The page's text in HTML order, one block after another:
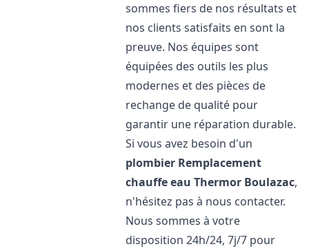
sommes fiers de nos résultats et
nos clients satisfaits en sont la
preuve. Nos équipes sont
équipées des outils les plus
modernes et des pièces de
rechange de qualité pour
garantir une réparation durable.
Si vous avez besoin d'un
plombier Remplacement
chauffe eau Thermor Boulazac,
n'hésitez pas à nous contacter.
Nous sommes à votre
disposition 24h/24, 7j/7 pour